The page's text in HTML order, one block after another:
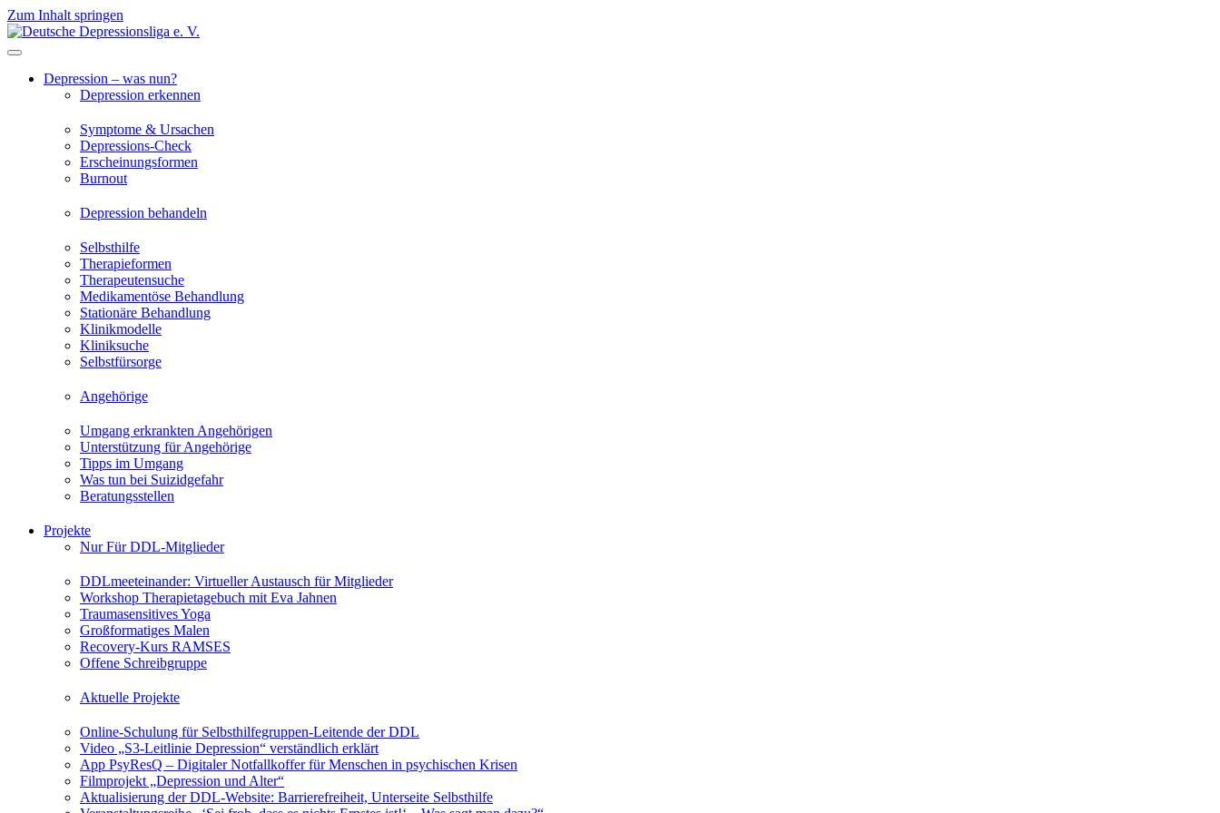
Zum Inhalt springen
Depression – was nun?
Depression erkennen
Symptome & Ursachen
Depressions-Check
Erscheinungsformen
Burnout
Depression behandeln
Selbsthilfe
Therapieformen
Therapeutensuche
Medikamentöse Behandlung
Stationäre Behandlung
Klinikmodelle
Kliniksuche
Selbstfürsorge
Angehörige
Umgang erkrankten Angehörigen
Unterstützung für Angehörige
Tipps im Umgang
Was tun bei Suizidgefahr
Beratungsstellen
Projekte
Nur Für DDL-Mitglieder
DDLmeeteinander: Virtueller Austausch für Mitglieder
Workshop Therapietagebuch mit Eva Jahnen
Traumasensitives Yoga
Großformatiges Malen
Recovery-Kurs RAMSES
Offene Schreibgruppe
Aktuelle Projekte
Online-Schulung für Selbsthilfegruppen-Leitende der DDL
Video „S3-Leitlinie Depression“ verständlich erklärt
App PsyResQ – Digitaler Notfallkoffer für Menschen in psychischen Krisen
Filmprojekt „Depression und Alter“
Aktualisierung der DDL-Website: Barrierefreiheit, Unterseite Selbsthilfe